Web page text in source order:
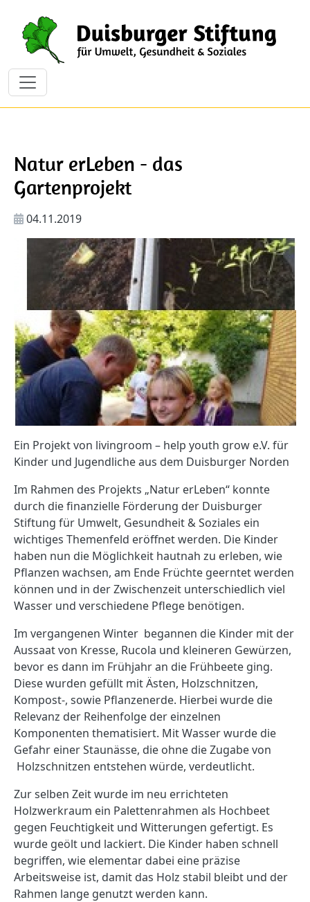
Direkt zum Inhalt
Natur erLeben - das
Gartenprojekt
04.11.2019
Ein Projekt von livingroom – help youth grow e.V. für
Kinder und Jugendliche aus dem Duisburger Norden
Im Rahmen des Projekts „Natur erLeben“ konnte
durch die finanzielle Förderung der Duisburger
Stiftung für Umwelt, Gesundheit & Soziales ein
wichtiges Themenfeld eröffnet werden. Die Kinder
haben nun die Möglichkeit hautnah zu erleben, wie
Pflanzen wachsen, am Ende Früchte geerntet werden
können und in der Zwischenzeit unterschiedlich viel
Wasser und verschiedene Pflege benötigen.
Im vergangenen Winter begannen die Kinder mit der
Aussaat von Kresse, Rucola und kleineren Gewürzen,
bevor es dann im Frühjahr an die Frühbeete ging.
Diese wurden gefüllt mit Ästen, Holzschnitzen,
Kompost-, sowie Pflanzenerde. Hierbei wurde die
Relevanz der Reihenfolge der einzelnen
Komponenten thematisiert. Mit Wasser wurde die
Gefahr einer Staunässe, die ohne die Zugabe von
Holzschnitzen entstehen würde, verdeutlicht.
Zur selben Zeit wurde im neu errichteten
Holzwerkraum ein Palettenrahmen als Hochbeet
gegen Feuchtigkeit und Witterungen gefertigt. Es
wurde geölt und lackiert. Die Kinder haben schnell
begriffen, wie elementar dabei eine präzise
Arbeitsweise ist, damit das Holz stabil bleibt und der
Rahmen lange genutzt werden kann.